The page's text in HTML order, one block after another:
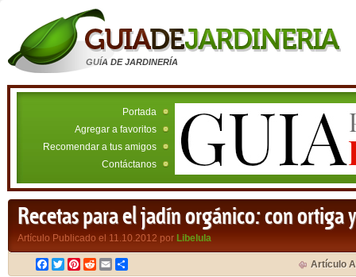
GUÍA DE JARDINERÍA
Portada
Agregar a favoritos
Recomendar a tus amigos
Contáctanos
Recetas para el jadín orgánico: con ortiga
Artículo Publicado el 11.10.2012 por Libelula
Facebook
TwitterPinterest
RedditEmail Artículo